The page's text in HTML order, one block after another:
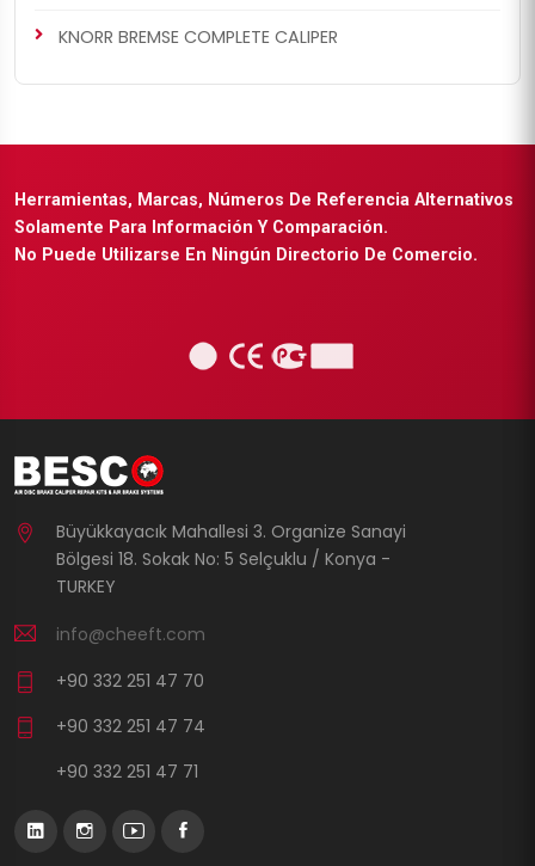
KNORR BREMSE COMPLETE CALIPER
Herramientas, Marcas, Números De Referencia Alternativos
Solamente Para Información Y Comparación.
No Puede Utilizarse En Ningún Directorio De Comercio.
Büyükkayacık Mahallesi 3. Organize Sanayi
Bölgesi 18. Sokak No: 5 Selçuklu / Konya -
TURKEY
info@cheeft.com
+90 332 251 47 70
+90 332 251 47 74
+90 332 251 47 71